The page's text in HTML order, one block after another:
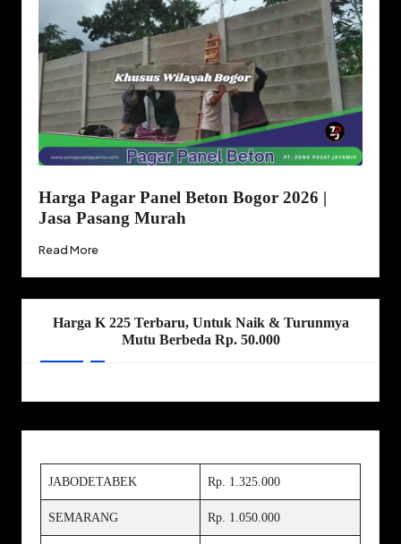
Harga Pagar Panel Beton Bogor 2026 |
Jasa Pasang Murah
Read More
Harga K 225 Terbaru, Untuk Naik & Turunmya
Mutu Berbeda Rp. 50.000
JABODETABEK Rp. 1.325.000
SEMARANG Rp. 1.050.000